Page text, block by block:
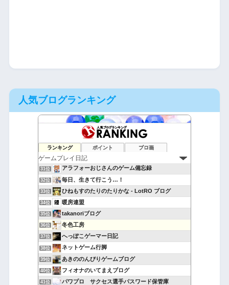
人気ブログランキング
ランキング ポイント ブロ画
29位 ラピコット学園放送局
30位 無課金隊長のゲーム・デバイス調査室
31位 アラフォーおじさんのゲーム備忘録
32位 毎日、生きて行こう…！
33位 ひねもすのたりのたりかな - LotRO ブログ
34位 暖房連盟
35位 takanoriブログ
36位 冬色工房
37位 へっぽこゲーマー日記
38位 ネットゲーム行脚
39位 あきののんびりゲームブログ
40位 フィオナのいてまえブログ
41位 パワプロ サクセス選手パスワード保管庫